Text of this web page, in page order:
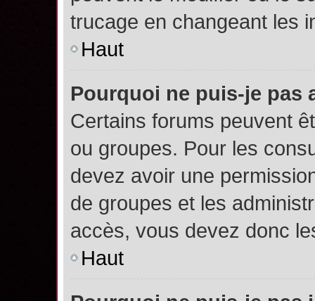
trucage en changeant les
Haut
Pourquoi ne puis-je pas
Certains forums peuvent
ou groupes. Pour les
devez avoir une
de groupes et les
accès, vous devez donc
Haut